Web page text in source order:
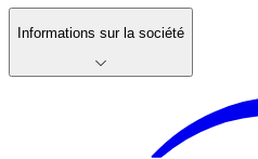
Informations sur la société